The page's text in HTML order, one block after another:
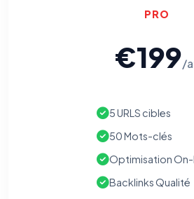
PRO
€199/
5 URLS cibles
50 Mots-clés
Optimisation On-
Backlinks Qualité